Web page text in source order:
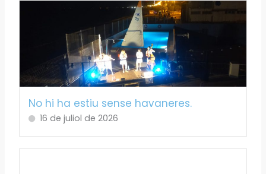
No hi ha estiu sense havaneres.
16 de juliol de 2026